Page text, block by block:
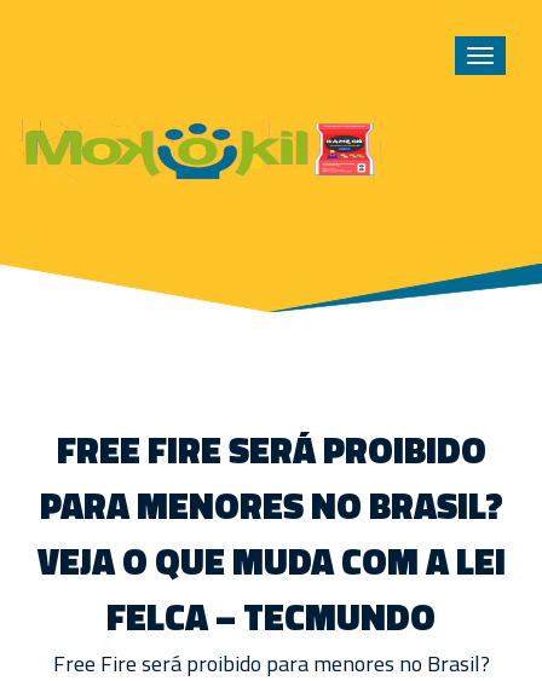
Toggle
FREE FIRE SERÁ PROIBIDO
PARA MENORES NO BRASIL?
VEJA O QUE MUDA COM A LEI
FELCA – TECMUNDO
Free Fire será proibido para menores no Brasil?